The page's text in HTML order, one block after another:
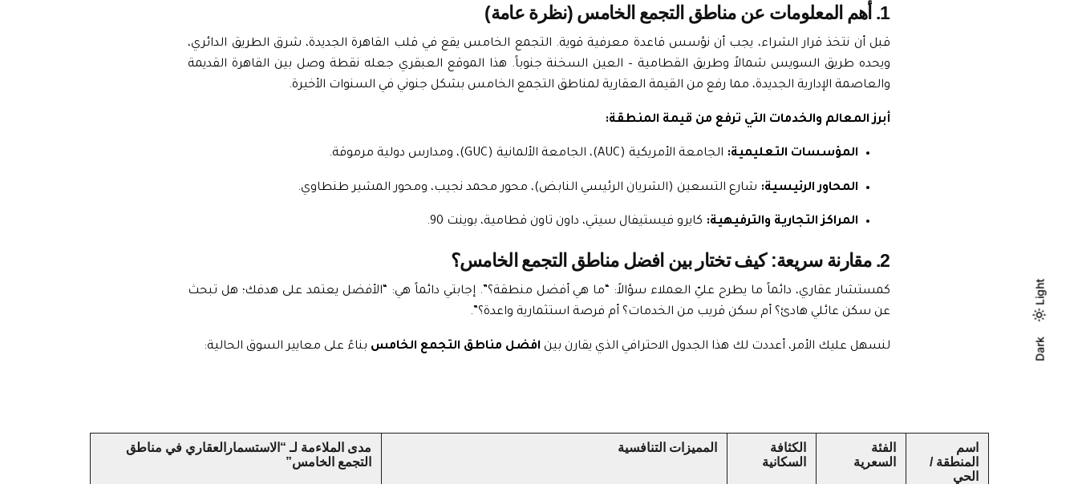
Light
Dark
Light
Dark
1. أهم المعلومات عن مناطق التجمع الخامس (نظرة عامة)
قبل أن نتخذ قرار الشراء، يجب أن نؤسس قاعدة معرفية قوية. التجمع الخامس يقع في قلب القاهرة الجديدة، شرق الطريق الدائري،
ويحده طريق السويس شمالاً وطريق القطامية – العين السخنة جنوباً. هذا الموقع العبقري جعله نقطة وصل بين القاهرة القديمة
والعاصمة الإدارية الجديدة، مما رفع من القيمة العقارية لمناطق التجمع الخامس بشكل جنوني في السنوات الأخيرة.
أبرز المعالم والخدمات التي ترفع من قيمة المنطقة:
المؤسسات التعليمية: الجامعة الأمريكية (AUC)، الجامعة الألمانية (GUC)، ومدارس دولية مرموقة.
المحاور الرئيسية: شارع التسعين (الشريان الرئيسي النابض)، محور محمد نجيب، ومحور المشير طنطاوي.
المراكز التجارية والترفيهية: كايرو فيستيفال سيتي، داون تاون قطامية، بوينت 90.
2. مقارنة سريعة: كيف تختار بين افضل مناطق التجمع الخامس؟
كمستشار عقاري، دائماً ما يطرح عليّ العملاء سؤالاً: “ما هي أفضل منطقة؟”. إجابتي دائماً هي: “الأفضل يعتمد على هدفك؛ هل تبحث
عن سكن عائلي هادئ؟ أم سكن قريب من الخدمات؟ أم فرصة استثمارية واعدة؟”.
لنسهل عليك الأمر، أعددت لك هذا الجدول الاحترافي الذي يقارن بين افضل مناطق التجمع الخامس بناءً على معايير السوق الحالية:
اسم
المنطقة /
الحي
الفئة
السعرية
الكثافة
السكانية
المميزات التنافسية
مدى الملاءمة لـ “الاستسمارالعقاري في مناطق
التجمع الخامس”